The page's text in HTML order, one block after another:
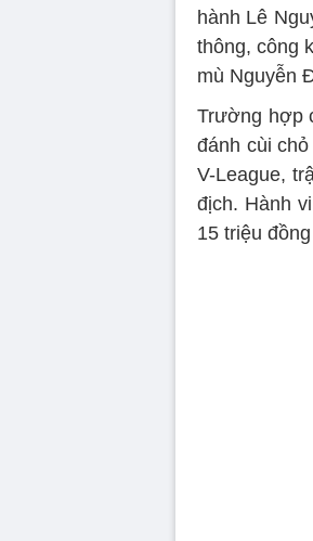
hành Lê
thông, công
mù Nguyễn
Trường hợp
đánh cùi
V-League,
địch. Hành
15 triệu